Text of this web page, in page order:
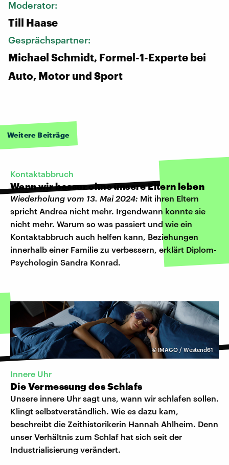
Moderator:
Till Haase
Gesprächspartner:
Michael Schmidt, Formel-1-Experte bei
Auto, Motor und Sport
Weitere Beiträge
Kontaktabbruch
Wenn wir besser ohne unsere Eltern leben
Wiederholung vom 13. Mai 2024: Mit ihren Eltern
spricht Andrea nicht mehr. Irgendwann konnte sie
nicht mehr. Warum so was passiert und wie ein
Kontaktabbruch auch helfen kann, Beziehungen
innerhalb einer Familie zu verbessern, erklärt Diplom-
Psychologin Sandra Konrad.
© IMAGO / Westend61
Innere Uhr
Die Vermessung des Schlafs
Unsere innere Uhr sagt uns, wann wir schlafen sollen.
Klingt selbstverständlich. Wie es dazu kam,
beschreibt die Zeithistorikerin Hannah Ahlheim. Denn
unser Verhältnis zum Schlaf hat sich seit der
Industrialisierung verändert.